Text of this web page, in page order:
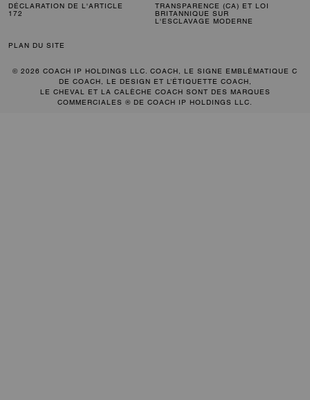
DÉCLARATION DE L'ARTICLE
172
TRANSPARENCE (CA) ET LOI
BRITANNIQUE SUR
L'ESCLAVAGE MODERNE
PLAN DU SITE
© 2026 COACH IP HOLDINGS LLC. COACH, LE SIGNE EMBLÉMATIQUE C
DE COACH, LE DESIGN ET L’ÉTIQUETTE COACH,
LE CHEVAL ET LA CALÈCHE COACH SONT DES MARQUES
COMMERCIALES ® DE COACH IP HOLDINGS LLC.